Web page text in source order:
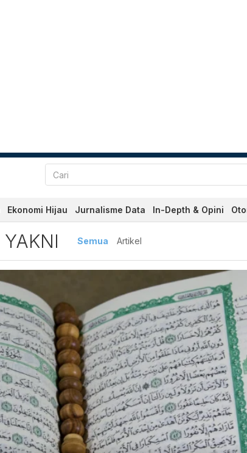
Ekonomi Hijau Jurnalisme Data In-Depth & Opini
Terbaru dan Terkini
Semua Artikel